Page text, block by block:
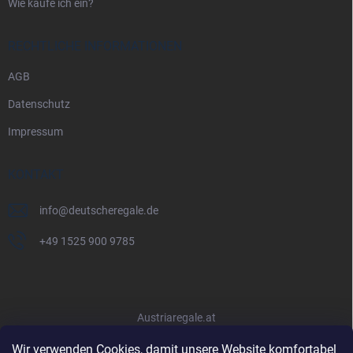
Wir verwenden Cookies, damit unsere Website komfortabel
Wie kaufe ich ein?
RECHTLICHE INFORMATIONEN
AGB
Datenschutz
Impressum
KONTAKT
info@deutscheregale.de
+49 1525 900 9785
Austriaregale.at